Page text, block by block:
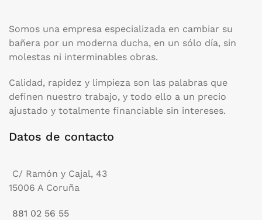
Somos una empresa especializada en cambiar su
bañera por un moderna ducha, en un sólo día, sin
molestas ni interminables obras.
Calidad, rapidez y limpieza son las palabras que
definen nuestro trabajo, y todo ello a un precio
ajustado y totalmente financiable sin intereses.
Datos de contacto
C/ Ramón y Cajal, 43
15006 A Coruña
881 02 56 55